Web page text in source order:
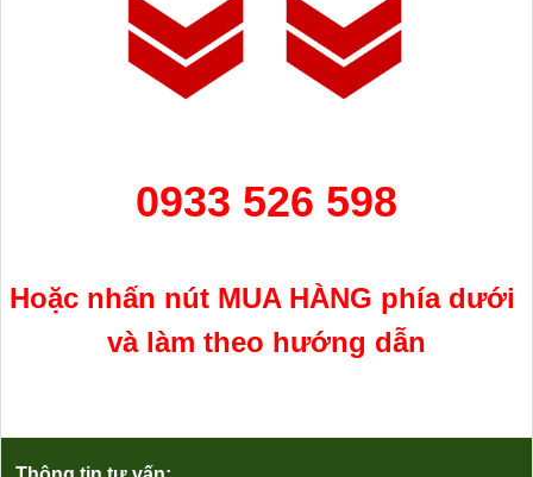
0933 526 598
Hoặc nhấn nút MUA HÀNG phía dưới
và làm theo hướng dẫn